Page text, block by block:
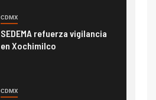
CDMX
SEDEMA refuerza vigilancia
en Xochimilco
CDMX